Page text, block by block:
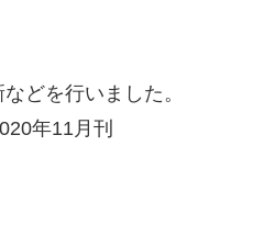
どを行いました。
年11月刊